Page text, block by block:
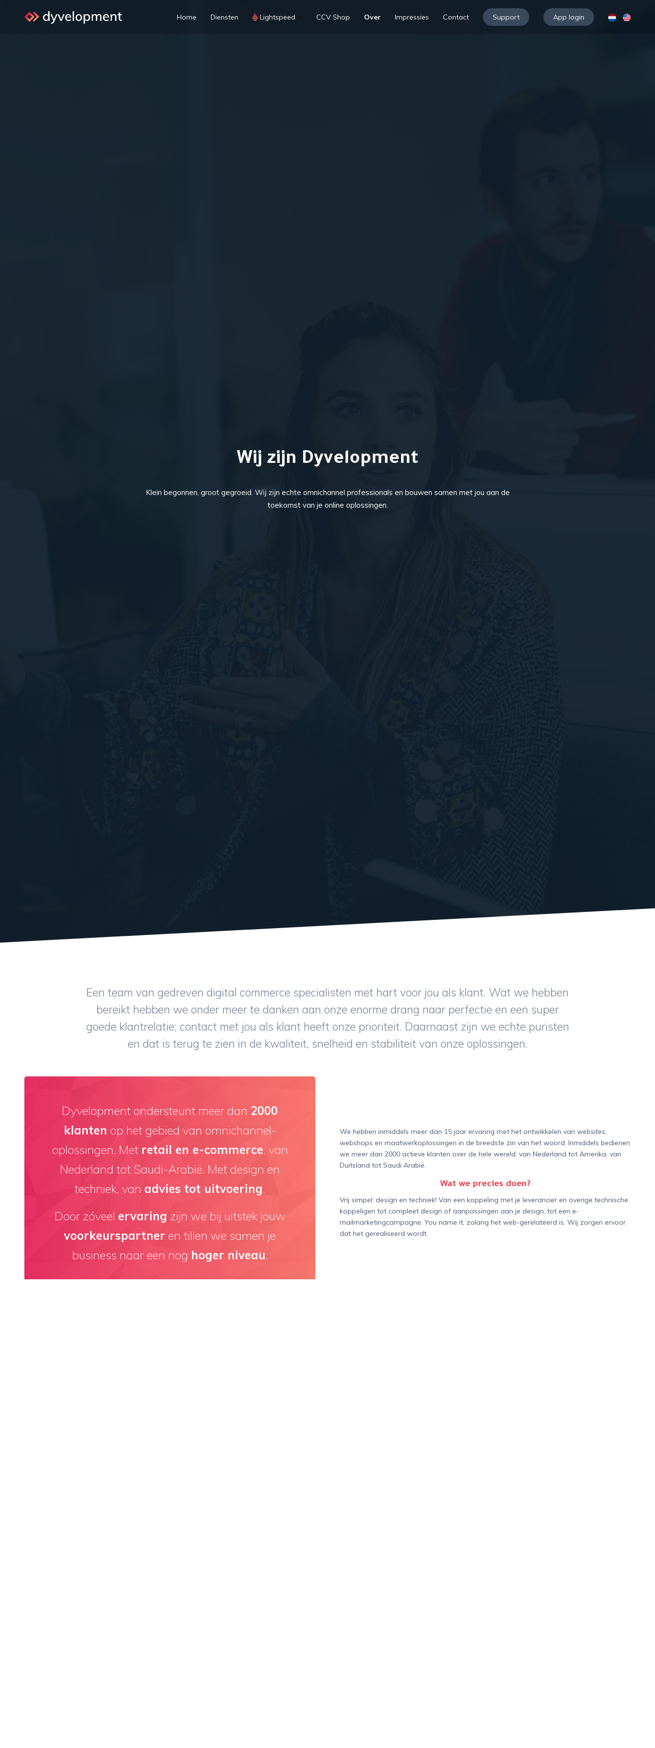
Home Diensten Lightspeed CCV Shop Over Impressies Contact Support App login
Wij zijn Dyvelopment
Klein begonnen, groot gegroeid. Wij zijn echte omnichannel professionals en bouwen samen met jou aan de
toekomst van je online oplossingen.
Een team van gedreven digital commerce specialisten met hart voor jou als klant. Wat we hebben
bereikt hebben we onder meer te danken aan onze enorme drang naar perfectie en een super
goede klantrelatie; contact met jou als klant heeft onze prioriteit. Daarnaast zijn we echte puristen
en dat is terug te zien in de kwaliteit, snelheid en stabiliteit van onze oplossingen.
Dyvelopment ondersteunt meer dan 2000
klanten op het gebied van omnichannel-
oplossingen. Met retail en e-commerce, van
Nederland tot Saudi-Arabië. Met design en
techniek, van advies tot uitvoering.
Door zóveel ervaring zijn we bij uitstek jouw
voorkeurspartner en tillen we samen je
business naar een nog hoger niveau.
We hebben inmiddels meer dan 15 jaar ervaring met het ontwikkelen van websites,
webshops en maatwerkoplossingen in de breedste zin van het woord. Inmiddels bedienen
we meer dan 2000 actieve klanten over de hele wereld: van Nederland tot Amerika, van
Duitsland tot Saudi Arabië.
Wat we precies doen?
Vrij simpel: design en techniek! Van een koppeling met je leverancier en overige technische
koppeligen tot compleet design of aanpassingen aan je design, tot een e-
mailmarketingcampagne. You name it, zolang het web-gerelateerd is. Wij zorgen ervoor
dat het gerealiseerd wordt.